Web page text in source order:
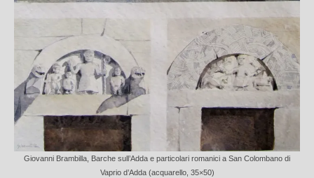
Giovanni Brambilla, Barche sull’Adda e particolari romanici a San Colombano di
Vaprio d’Adda (acquarello, 35×50)